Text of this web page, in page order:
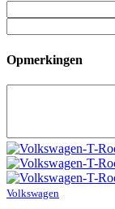
Opmerkingen
Volkswagen